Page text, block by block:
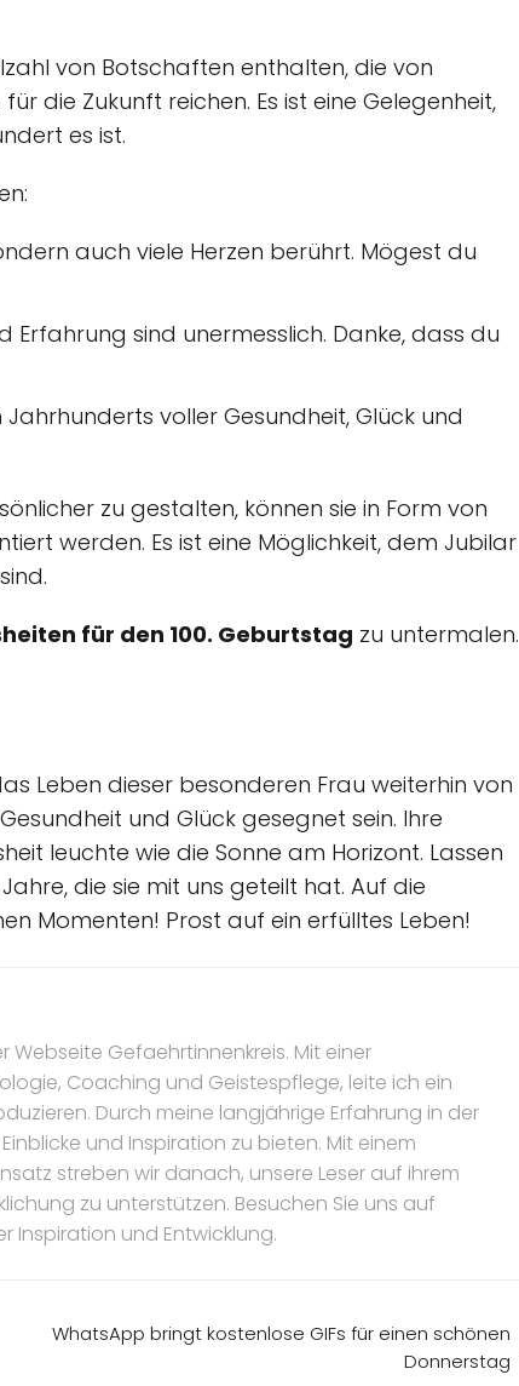
von Botschaften enthalten, die von
die Zukunft reichen. Es ist eine Gelegenheit,
es ist.
auch viele Herzen berührt. Mögest du
Erfahrung sind unermesslich. Danke, dass du
voller Gesundheit, Glück und
zu gestalten, können sie in Form von
werden. Es ist eine Möglichkeit, dem Jubilar
für den 100. Geburtstag zu untermalen.
Leben dieser besonderen Frau weiterhin von
und Glück gesegnet sein. Ihre
leuchte wie die Sonne am Horizont. Lassen
die sie mit uns geteilt hat. Auf die
Momenten! Prost auf ein erfülltes Leben!
Gefaehrtinnenkreis. Mit einer
Coaching und Geistespflege, leite ich ein
Durch meine langjährige Erfahrung in der
und Inspiration zu bieten. Mit einem
streben wir danach, unsere Leser auf ihrem
zu unterstützen. Besuchen Sie uns auf
Inspiration und Entwicklung.
WhatsApp bringt kostenlose GIFs für einen schönen
Donnerstag